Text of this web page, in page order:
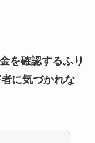
を確認するふり
に気づかれな